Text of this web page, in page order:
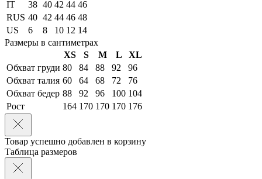
IT
38 40 42 44 46
RUS 40 42 44 46 48
US
6 8 10 12 14
Размеры в сантиметрах
XS
S M L
XL
Обхват груди 80 84 88 92
96
Обхват талия 60 64 68 72
76
Обхват бедер 88 92 96 100 104
Рост
164 170 170 170 176
Товар успешно добавлен в корзину
Таблица размеров